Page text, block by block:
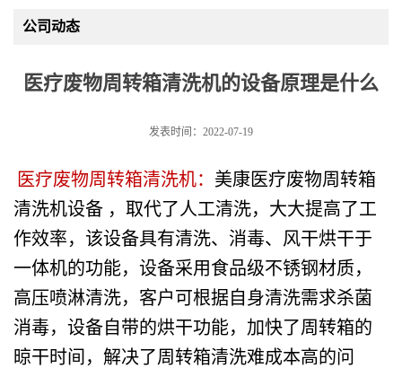
公司动态
医疗废物周转箱清洗机的设备原理是什么
发表时间：2022-07-19
医疗废物周转箱清洗机： 美康医疗废物周转箱
清洗机设备 ，取代了人工清洗，大大提高了工
作效率，该设备具有清洗、消毒、风干烘干于
一体机的功能，设备采用食品级不锈钢材质，
高压喷淋清洗，客户可根据自身清洗需求杀菌
消毒，设备自带的烘干功能，加快了周转箱的
晾干时间，解决了周转箱清洗难成本高的问